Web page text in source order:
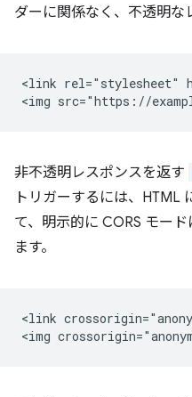
ダーに関係なく、不透明な
<link rel="stylesheet"
非不透明レスポンスを返す
トリガーするには、HTML
て、明示的に CORS モー
ます。
<link